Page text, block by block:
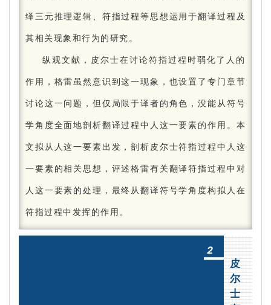
绎三元推理逻辑、符指过程等思想运用于翻译过程及
其相关现象和行为的研究。
纵观文献，皮尔士在讨论符指过程时弱化了人的
作用，格雷虽然意识到这一现象，也设置了专门章节
讨论这一问题，但仅局限于译者的角色，没能从符号
学角度全面地剖析翻译过程中人这一要素的作用。 本
文拟从人这一要素出发，剖析皮尔士符指过程中人这
一要素的相关思想，评述格雷有关翻译符指过程中对
人这一要素的处理，最终从翻译符号学角度构拟人在
符指过程中发挥的作用。
2
皮
尔
士